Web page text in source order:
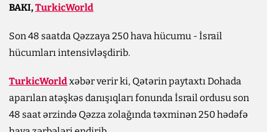
BAKI,TurkicWorld
Son 48 saatda Qəzzaya 250 hava hücumu - İsrail
hücumları intensivləşdirib.
TurkicWorldxəbər verir ki, Qətərin paytaxtı Dohada
aparılan atəşkəs danışıqları fonunda İsrail ordusu son
48 saat ərzində Qəzza zolağında təxminən 250 hədəfə